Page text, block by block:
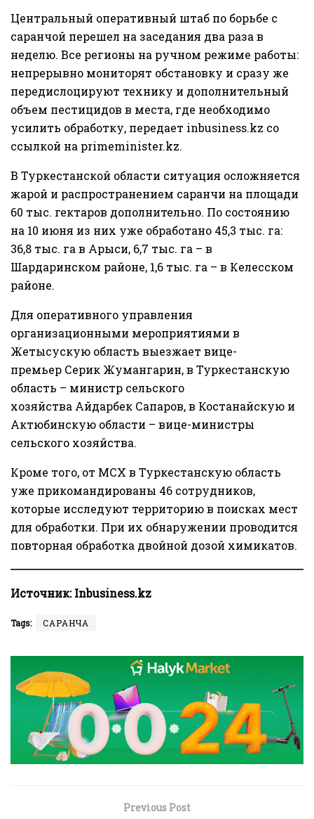
Центральный оперативный штаб по борьбе с
саранчой перешел на заседания два раза в
неделю. Все регионы на ручном режиме работы:
непрерывно мониторят обстановку и сразу же
передислоцируют технику и дополнительный
объем пестицидов в места, где необходимо
усилить обработку, передает inbusiness.kz со
ссылкой на primeminister.kz.
В Туркестанской области ситуация осложняется
жарой и распространением саранчи на площади
60 тыс. гектаров дополнительно. По состоянию
на 10 июня из них уже обработано 45,3 тыс. га:
36,8 тыс. га в Арыси, 6,7 тыс. га – в
Шардаринском районе, 1,6 тыс. га – в Келесском
районе.
Для оперативного управления
организационными мероприятиями в
Жетысускую область выезжает вице-
премьер Серик Жумангарин, в Туркестанскую
область – министр сельского
хозяйства Айдарбек Сапаров, в Костанайскую и
Актюбинскую области – вице-министры
сельского хозяйства.
Кроме того, от МСХ в Туркестанскую область
уже прикомандированы 46 сотрудников,
которые исследуют территорию в поисках мест
для обработки. При их обнаружении проводится
повторная обработка двойной дозой химикатов.
Источник:Inbusiness.kz
Tags: САРАНЧА
Previous Post